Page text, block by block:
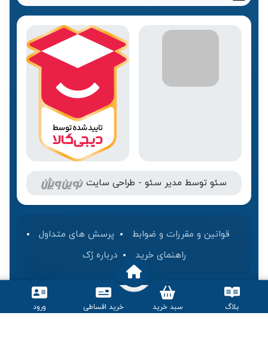
بلاگ سبد خرید خرید اقساطی ورود
سئو توسط مدیر سئو - طراحی سایت
قوانین و مقررات و ضوابط
پرسش های متداول
راهنمای خرید
درباره رُک‌